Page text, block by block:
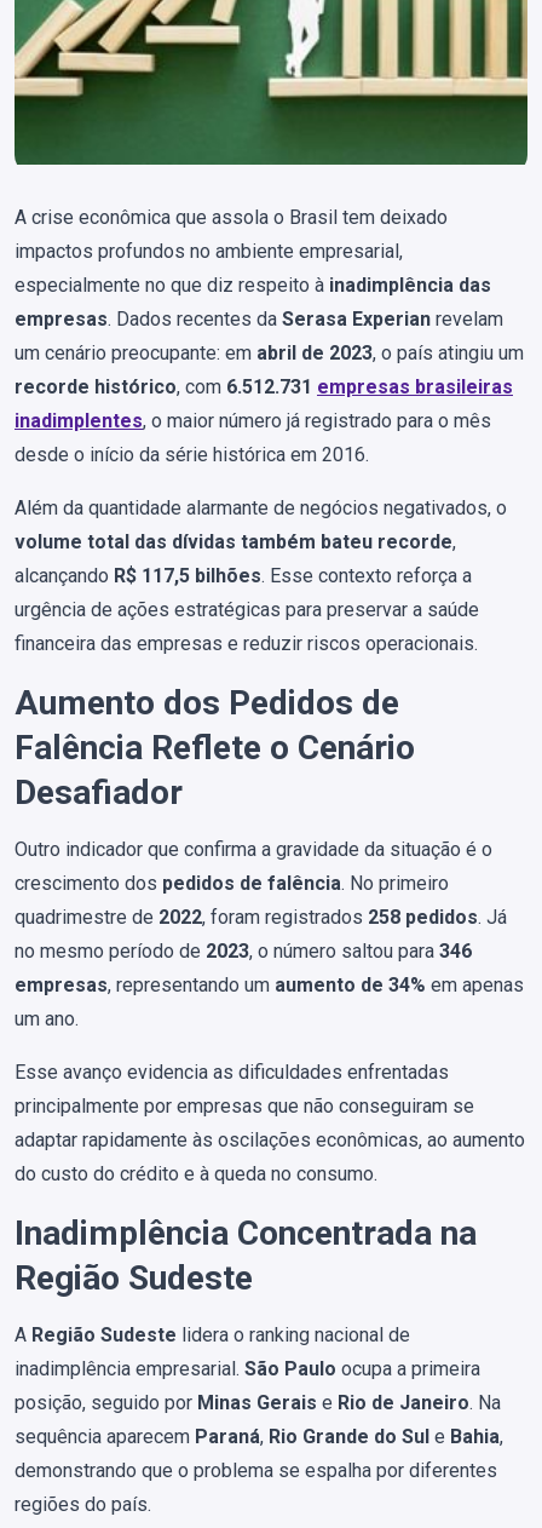
A crise econômica que assola o Brasil tem deixado
impactos profundos no ambiente empresarial,
especialmente no que diz respeito à inadimplência das
empresas. Dados recentes da Serasa Experian revelam
um cenário preocupante: em abril de 2023, o país atingiu um
recorde histórico, com 6.512.731 empresas brasileiras
inadimplentes, o maior número já registrado para o mês
desde o início da série histórica em 2016.
Além da quantidade alarmante de negócios negativados, o
volume total das dívidas também bateu recorde,
alcançando R$ 117,5 bilhões. Esse contexto reforça a
urgência de ações estratégicas para preservar a saúde
financeira das empresas e reduzir riscos operacionais.
Aumento dos Pedidos de
Falência Reflete o Cenário
Desafiador
Outro indicador que confirma a gravidade da situação é o
crescimento dos pedidos de falência. No primeiro
quadrimestre de 2022, foram registrados 258 pedidos. Já
no mesmo período de 2023, o número saltou para 346
empresas, representando um aumento de 34% em apenas
um ano.
Esse avanço evidencia as dificuldades enfrentadas
principalmente por empresas que não conseguiram se
adaptar rapidamente às oscilações econômicas, ao aumento
do custo do crédito e à queda no consumo.
Inadimplência Concentrada na
Região Sudeste
A Região Sudeste lidera o ranking nacional de
inadimplência empresarial. São Paulo ocupa a primeira
posição, seguido por Minas Gerais e Rio de Janeiro. Na
sequência aparecem Paraná, Rio Grande do Sul e Bahia,
demonstrando que o problema se espalha por diferentes
regiões do país.